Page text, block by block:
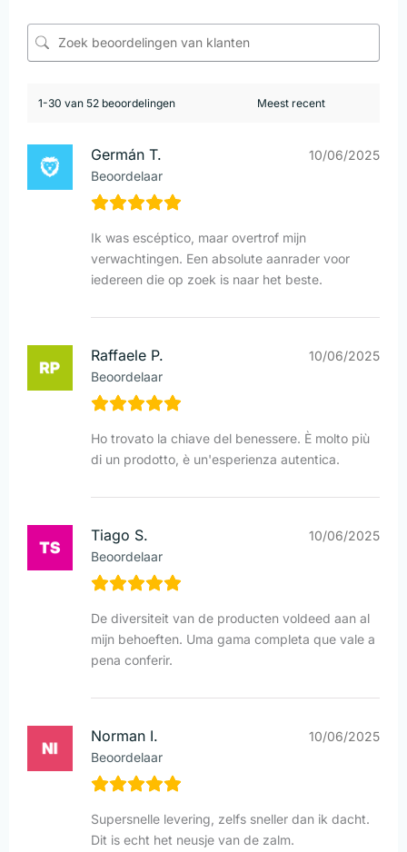
1-30 van 52 beoordelingen
Germán T.
Beoordelaar
10/06/2025
Ik was escéptico, maar overtrof mijn
verwachtingen. Een absolute aanrader voor
iedereen die op zoek is naar het beste.
Raffaele P.
Beoordelaar
10/06/2025
Ho trovato la chiave del benessere. È molto più
di un prodotto, è un'esperienza autentica.
Tiago S.
Beoordelaar
10/06/2025
De diversiteit van de producten voldeed aan al
mijn behoeften. Uma gama completa que vale a
pena conferir.
Norman I.
Beoordelaar
10/06/2025
Supersnelle levering, zelfs sneller dan ik dacht.
Dit is echt het neusje van de zalm.